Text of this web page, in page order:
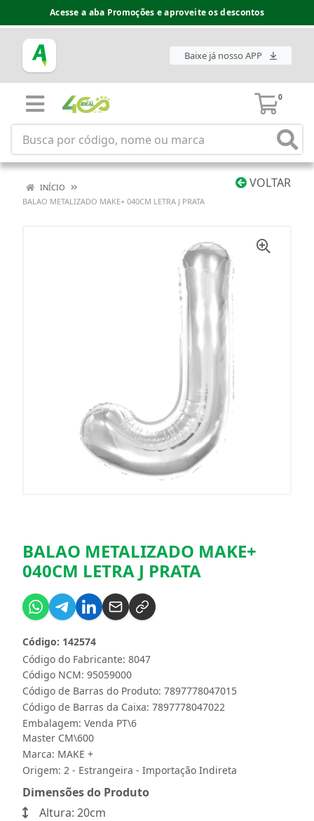
Acesse a aba Promoções e aproveite os descontos
Baixe já nosso APP
0
VOLTAR
INÍCIO
BALAO METALIZADO MAKE+ 040CM LETRA J PRATA
BALAO METALIZADO MAKE+
040CM LETRA J PRATA
Código do Fabricante: 8047
Código: 142574
Código NCM: 95059000
Código de Barras do Produto: 7897778047015
Código de Barras da Caixa: 7897778047022
Embalagem: Venda PT\6
Master CM\600
Marca: MAKE +
Origem: 2 - Estrangeira - Importação Indireta
Dimensões do Produto
Altura: 20cm